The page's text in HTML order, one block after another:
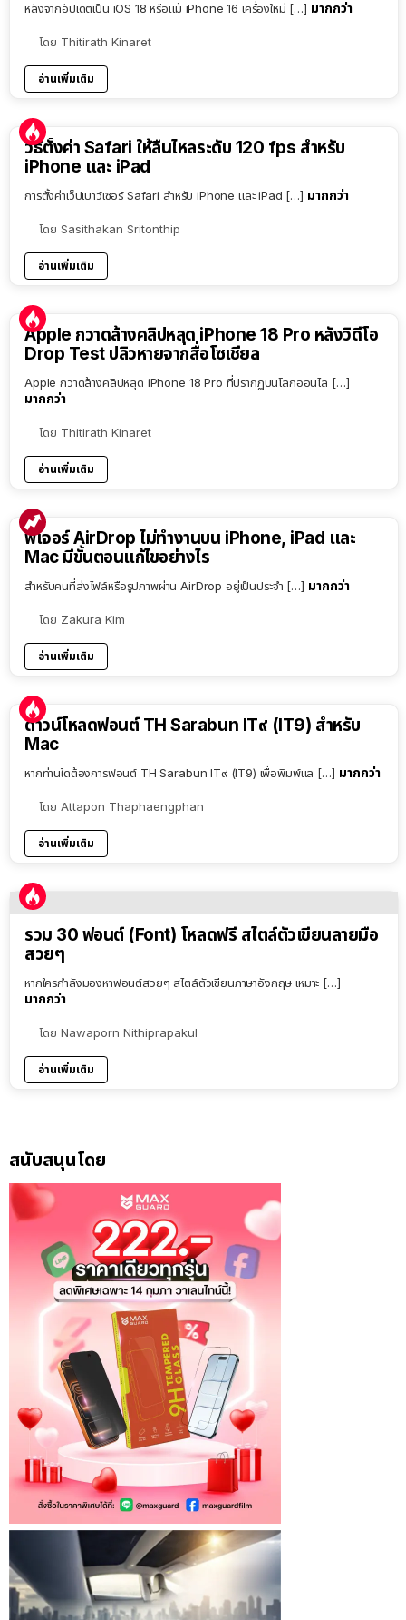
หลังจากอัปเดตเป็น iOS 18 หรือแม้ iPhone 16 เครื่องใหม่ […] มากกว่า
โดย Thitirath Kinaret
อ่านเพิ่มเติม
วิธีตั้งค่า Safari ให้ลื่นไหลระดับ 120 fps สำหรับ
iPhone และ iPad
การตั้งค่าเว็ปเบาว์เซอร์ Safari สำหรับ iPhone และ iPad […] มากกว่า
โดย Sasithakan Sritonthip
อ่านเพิ่มเติม
Apple กวาดล้างคลิปหลุด iPhone 18 Pro หลังวิดีโอ
Drop Test ปลิวหายจากสื่อโซเชียล
Apple กวาดล้างคลิปหลุด iPhone 18 Pro ที่ปรากฏบนโลกออนไล […]
มากกว่า
โดย Thitirath Kinaret
อ่านเพิ่มเติม
ฟีเจอร์ AirDrop ไม่ทำงานบน iPhone, iPad และ
Mac มีขั้นตอนแก้ไขอย่างไร
สำหรับคนที่ส่งไฟล์หรือรูปภาพผ่าน AirDrop อยู่เป็นประจำ […] มากกว่า
โดย Zakura Kim
อ่านเพิ่มเติม
ดาวน์โหลดฟอนต์ TH Sarabun IT๙ (IT9) สำหรับ
Mac
หากท่านใดต้องการฟอนต์ TH Sarabun IT๙ (IT9) เพื่อพิมพ์แล […] มากกว่า
โดย Attapon Thaphaengphan
อ่านเพิ่มเติม
รวม 30 ฟอนต์ (Font) โหลดฟรี สไตล์ตัวเขียนลายมือ
สวยๆ
หากใครกำลังมองหาฟอนต์สวยๆ สไตล์ตัวเขียนภาษาอังกฤษ เหมาะ […]
มากกว่า
โดย Nawaporn Nithiprapakul
อ่านเพิ่มเติม
สนับสนุนโดย